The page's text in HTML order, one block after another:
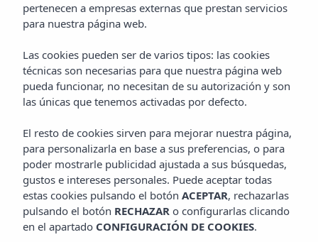
South Formentera
Beach Restaurant &
Lounge
​Ubicado directamente sobre la playa, este exclusivo
espacio ofrece una experiencia única basada en cocina
mediterránea, productos locales y ambiente chill-out.
​Podrá disfrutar de desayunos, almuerzos y cenas en un
entorno privilegiado, además de cócteles, música suave,
daybeds, servicio de toallas y zonas de relajación frente al
mar.
pertenecen a empresas externas que prestan servicios
para nuestra página web.
Las cookies pueden ser de varios tipos: las cookies
técnicas son necesarias para que nuestra página web
pueda funcionar, no necesitan de su autorización y son
las únicas que tenemos activadas por defecto.
El resto de cookies sirven para mejorar nuestra página,
para personalizarla en base a sus preferencias, o para
poder mostrarle publicidad ajustada a sus búsquedas,
gustos e intereses personales. Puede aceptar todas
estas cookies pulsando el botón ACEPTAR, rechazarlas
pulsando el botón RECHAZAR o configurarlas clicando
en el apartado CONFIGURACIÓN DE COOKIES.